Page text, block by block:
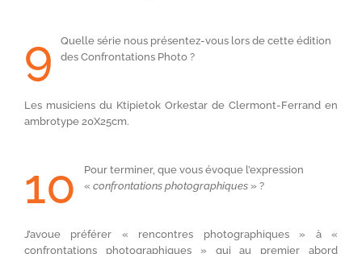
9
Quelle série nous présentez-vous lors de cette édition
des Confrontations Photo ?
Les musiciens du Ktipietok Orkestar de Clermont-Ferrand en
ambrotype 20X25cm.
10
Pour terminer, que vous évoque l’expression
« confrontations photographiques » ?
J’avoue préférer « rencontres photographiques » à «
confrontations photographiques » qui au premier abord